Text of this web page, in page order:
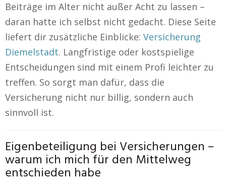
Beiträge im Alter nicht außer Acht zu lassen –
daran hatte ich selbst nicht gedacht. Diese Seite
liefert dir zusätzliche Einblicke: Versicherung
Diemelstadt. Langfristige oder kostspielige
Entscheidungen sind mit einem Profi leichter zu
treffen. So sorgt man dafür, dass die
Versicherung nicht nur billig, sondern auch
sinnvoll ist.
Eigenbeteiligung bei Versicherungen –
warum ich mich für den Mittelweg
entschieden habe